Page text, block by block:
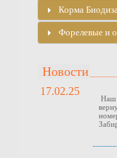
Корма
Форелевые и
Новости
17.02.25
Наш